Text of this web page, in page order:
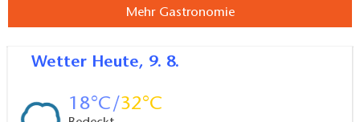
Mehr Gastronomie
Wetter Heute, 9. 8.
18 32